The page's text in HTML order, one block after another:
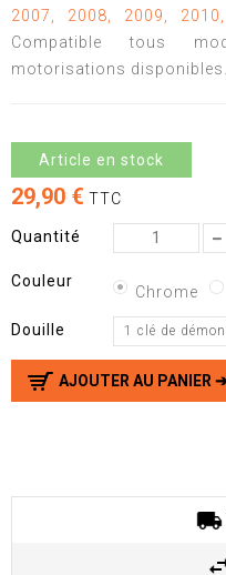
2007, 2008, 2009,
Compatible tous
motorisations disponibles.
Article en stock
29,90 € TTC
Quantité
Couleur
Chrome
Douille 1 clé de
AJOUTER AU PANIER